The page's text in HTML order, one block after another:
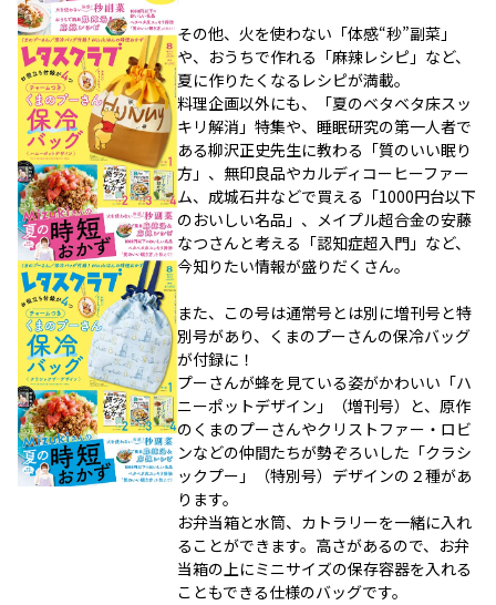
その他、火を使わない「体感“秒”副菜」
や、おうちで作れる「麻辣レシピ」など、
夏に作りたくなるレシピが満載。
料理企画以外にも、「夏のベタベタ床スッ
キリ解消」特集や、睡眠研究の第一人者で
ある柳沢正史先生に教わる「質のいい眠り
方」、無印良品やカルディコーヒーファー
ム、成城石井などで買える「1000円台以下
のおいしい名品」、メイプル超合金の安藤
なつさんと考える「認知症超入門」など、
今知りたい情報が盛りだくさん。
また、この号は通常号とは別に増刊号と特
別号があり、くまのプーさんの保冷バッグ
が付録に！
プーさんが蜂を見ている姿がかわいい「ハ
ニーポットデザイン」（増刊号）と、原作
のくまのプーさんやクリストファー・ロビ
ンなどの仲間たちが勢ぞろいした「クラシ
ックプー」（特別号）デザインの２種があ
ります。
お弁当箱と水筒、カトラリーを一緒に入れ
ることができます。高さがあるので、お弁
当箱の上にミニサイズの保存容器を入れる
こともできる仕様のバッグです。